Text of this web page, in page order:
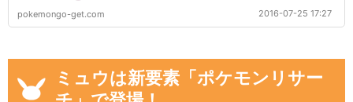
pokemongo-get.com 2016-07-25 17:27
ミュウは新要素「ポケモンリサー